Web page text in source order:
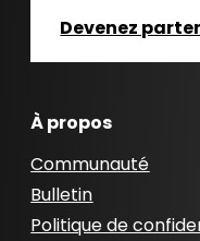
Devenez
À propos
Communauté
Bulletin
Politique de